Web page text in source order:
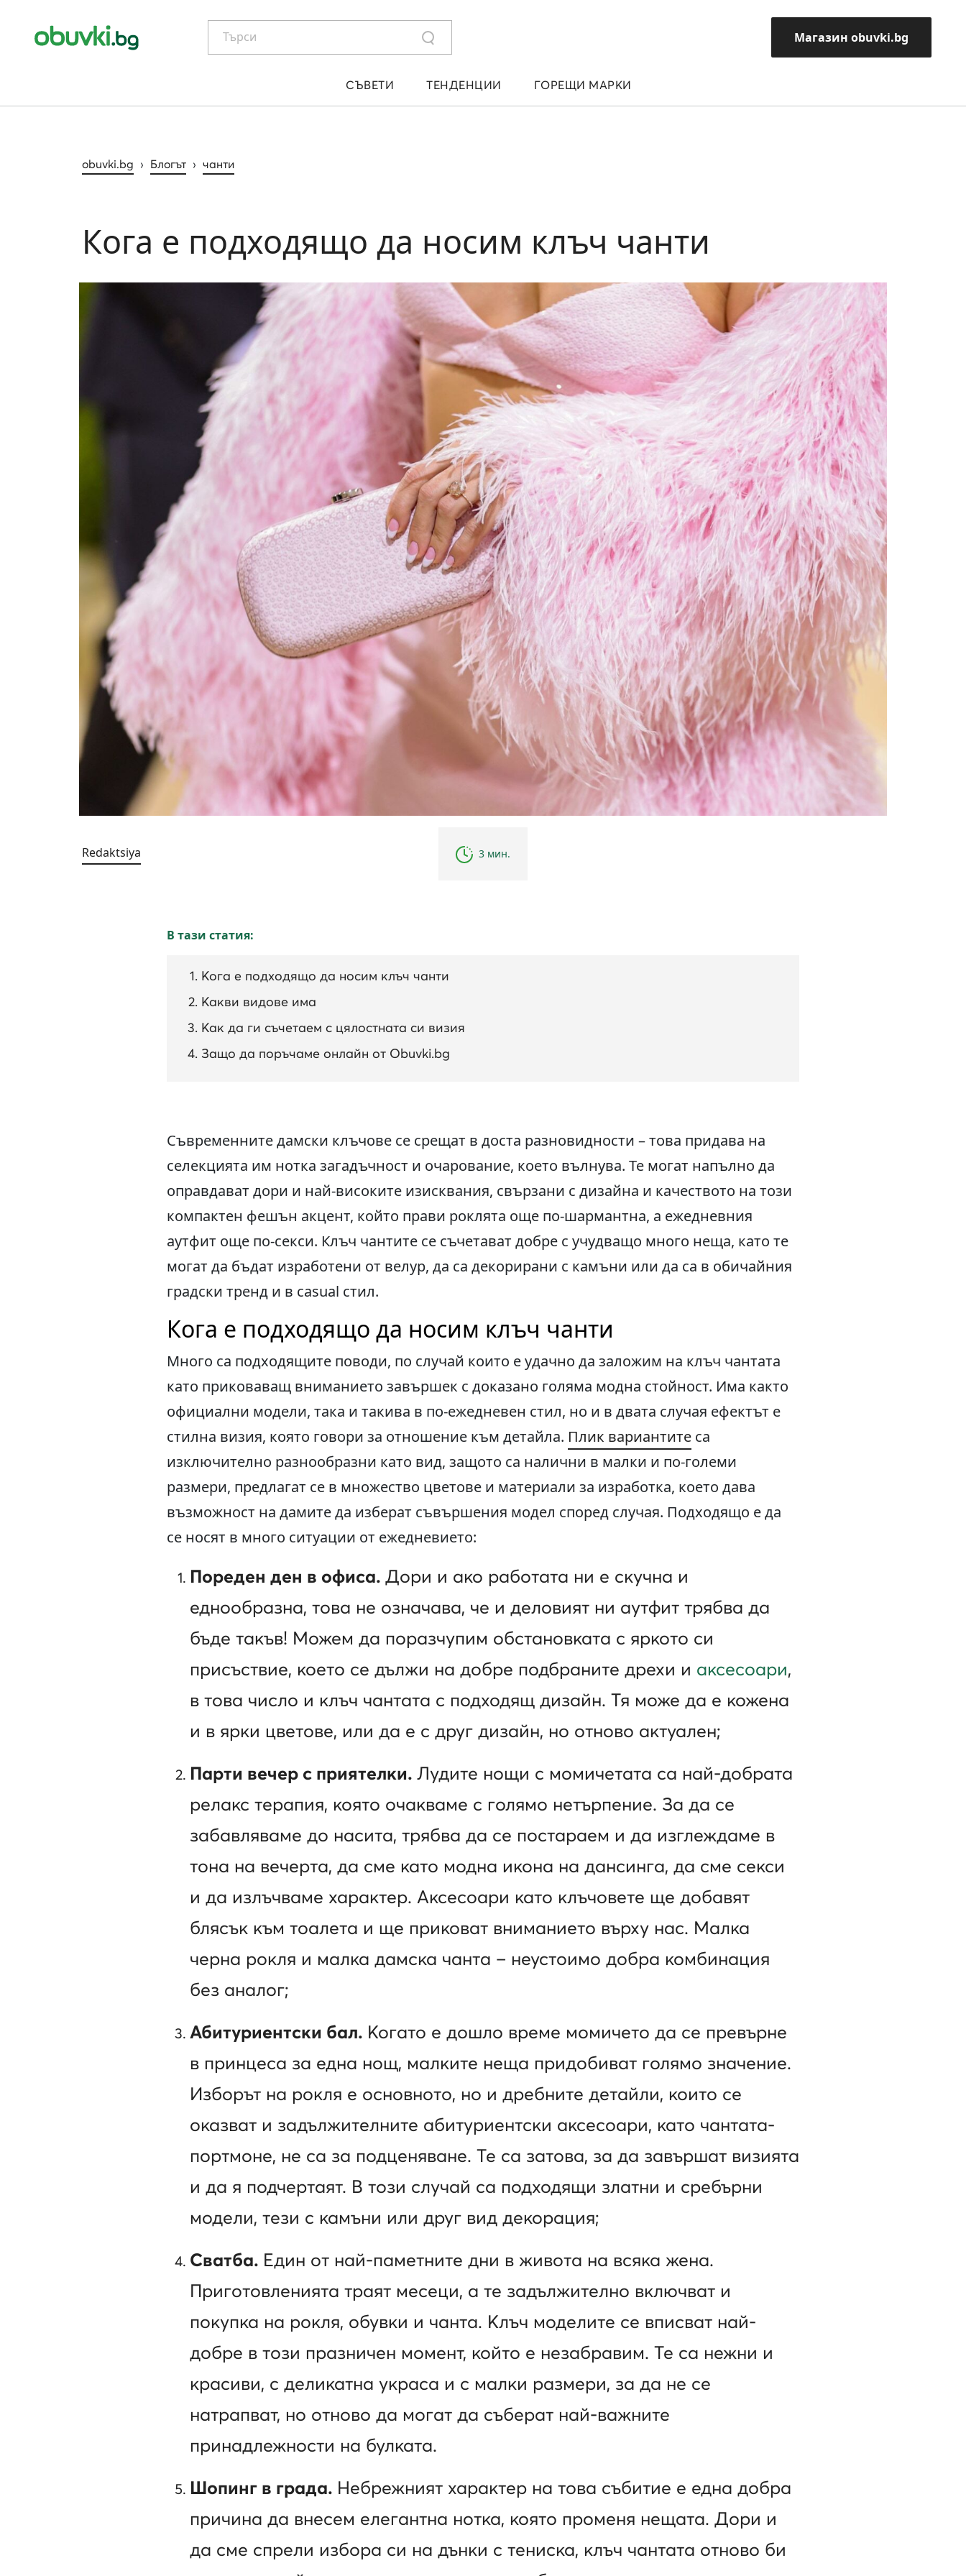
Търси Магазин obuvki.bg
СЪВЕТИ ТЕНДЕНЦИИ ГОРЕЩИ МАРКИ
obuvki.bg › Блогът › чанти
Кога е подходящо да носим клъч чанти
Redaktsiya 3 мин.
В тази статия:
Кога е подходящо да носим клъч чанти
Какви видове има
Как да ги съчетаем с цялостната си визия
Защо да поръчаме онлайн от Obuvki.bg
Съвременните дамски клъчове се срещат в доста разновидности – това придава на
селекцията им нотка загадъчност и очарование, което вълнува. Те могат напълно да
оправдават дори и най-високите изисквания, свързани с дизайна и качеството на този
компактен фешън акцент, който прави роклята още по-шармантна, а ежедневния
аутфит още по-секси. Клъч чантите се съчетават добре с учудващо много неща, като те
могат да бъдат изработени от велур, да са декорирани с камъни или да са в обичайния
градски тренд и в casual стил.
Кога е подходящо да носим клъч чанти
Много са подходящите поводи, по случай които е удачно да заложим на клъч чантата
като приковаващ вниманието завършек с доказано голяма модна стойност. Има както
официални модели, така и такива в по-ежедневен стил, но и в двата случая ефектът е
стилна визия, която говори за отношение към детайла. Плик вариантите са
изключително разнообразни като вид, защото са налични в малки и по-големи
размери, предлагат се в множество цветове и материали за изработка, което дава
възможност на дамите да изберат съвършения модел според случая. Подходящо е да
се носят в много ситуации от ежедневието:
Пореден ден в офиса. Дори и ако работата ни е скучна и
еднообразна, това не означава, че и деловият ни аутфит трябва да
бъде такъв! Можем да поразчупим обстановката с яркото си
присъствие, което се дължи на добре подбраните дрехи и аксесоари,
в това число и клъч чантата с подходящ дизайн. Тя може да е кожена
и в ярки цветове, или да е с друг дизайн, но отново актуален;
Парти вечер с приятелки. Лудите нощи с момичетата са най-добрата
релакс терапия, която очакваме с голямо нетърпение. За да се
забавляваме до насита, трябва да се постараем и да изглеждаме в
тона на вечерта, да сме като модна икона на дансинга, да сме секси
и да излъчваме характер. Аксесоари като клъчовете ще добавят
блясък към тоалета и ще приковат вниманието върху нас. Малка
черна рокля и малка дамска чанта – неустоимо добра комбинация
без аналог;
Абитуриентски бал. Когато е дошло време момичето да се превърне
в принцеса за една нощ, малките неща придобиват голямо значение.
Изборът на рокля е основното, но и дребните детайли, които се
оказват и задължителните абитуриентски аксесоари, като чантата-
портмоне, не са за подценяване. Те са затова, за да завършат визията
и да я подчертаят. В този случай са подходящи златни и сребърни
модели, тези с камъни или друг вид декорация;
Сватба. Един от най-паметните дни в живота на всяка жена.
Приготовленията траят месеци, а те задължително включват и
покупка на рокля, обувки и чанта. Клъч моделите се вписват най-
добре в този празничен момент, който е незабравим. Те са нежни и
красиви, с деликатна украса и с малки размери, за да не се
натрапват, но отново да могат да съберат най-важните
принадлежности на булката.
Шопинг в града. Небрежният характер на това събитие е една добра
причина да внесем елегантна нотка, която променя нещата. Дори и
да сме спрели избора си на дънки с тениска, клъч чантата отново би